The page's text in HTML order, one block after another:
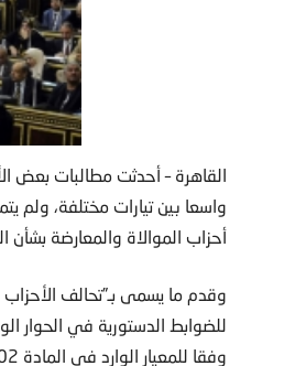
القاهرة – أحدثت مطالبات بعض
واسعا بين تيارات مختلفة، ولم
أحزاب الموالاة والمعارضة بشأن
للضوابط الدستورية في الحوار
وفقا للمعيار الوارد في المادة 102 من الدستور، ليكون العدد متوافقا مع الخريطة السكانية.